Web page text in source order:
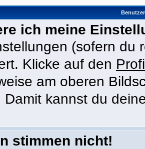
ich meine
(sofern du
Klicke auf den
am oberen
Damit kannst du
stimmen nicht!